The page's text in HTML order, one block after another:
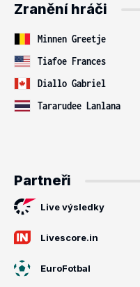
Zranění hráči
Minnen Greetje
Tiafoe Frances
Diallo Gabriel
Tararudee Lanlana
Partneři
Live výsledky
Livescore.in
EuroFotbal